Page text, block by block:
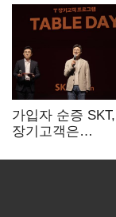
가입자 순증 SKT,
장기고객은
챙긴다